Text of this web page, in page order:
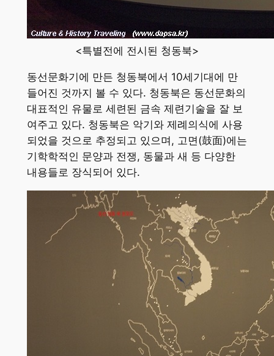
<특별전에 전시된 청동북>
동선문화기에 만든 청동북에서 10세기대에 만
들어진 것까지 볼 수 있다. 청동북은 동선문화의
대표적인 유물로 세련된 금속 제련기술을 잘 보
여주고 있다. 청동북은 악기와 제례의식에 사용
되었을 것으로 추정되고 있으며, 고면(鼓面)에는
기학학적인 문양과 전쟁, 동물과 새 등 다양한
내용들로 장식되어 있다.